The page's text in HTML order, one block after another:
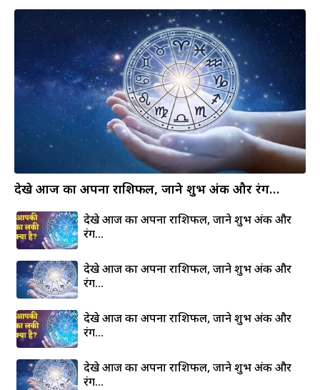
देखे आज का अपना राशिफल, जाने शुभ अंक और रंग…
देखे आज का अपना राशिफल, जाने शुभ अंक और
रंग…
देखे आज का अपना राशिफल, जाने शुभ अंक और
रंग…
देखे आज का अपना राशिफल, जाने शुभ अंक और
रंग…
देखे आज का अपना राशिफल, जाने शुभ अंक और
रंग…